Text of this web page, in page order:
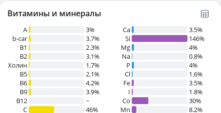
Витамины и минералы
A
3%
b-car
3.7%
В1
2.3%
B2
3.1%
Холин
1.7%
B5
2.1%
B6
4.2%
B9
3.9%
B12
~
C
46%
Ca
3.5%
Si
146%
Mg
4%
Na
0.8%
P
4%
Cl
1.6%
Fe
3.5%
I
1.8%
Co
30%
Mn
8.2%